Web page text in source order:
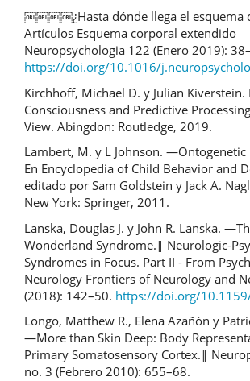
￼￼￼￼¿Hasta dónde llega el esquema
Artículos Esquema corporal extendido
Neuropsychologia 122 (Enero 2019):
https://doi.org/10.1016/
Kirchhoff, Michael D. y Julian Kiverstein.
Consciousness and Predictive
View. Abingdon: Routledge, 2019.
Lambert, M. y L Johnson. ―Ontogenetic
En Encyclopedia of Child Behavior and
editado por Sam Goldstein y Jack A.
New York: Springer, 2011.
Lanska, Douglas J. y John R. Lanska.
Wonderland Syndrome.‖ Neurologic-
Syndromes in Focus. Part II - From
Neurology Frontiers of Neurology and
(2018): 142–50. https://doi.org/
Longo, Matthew R., Elena Azañón y
―More than Skin Deep: Body
Primary Somatosensory Cortex.‖
no. 3 (Febrero 2010): 655–68.